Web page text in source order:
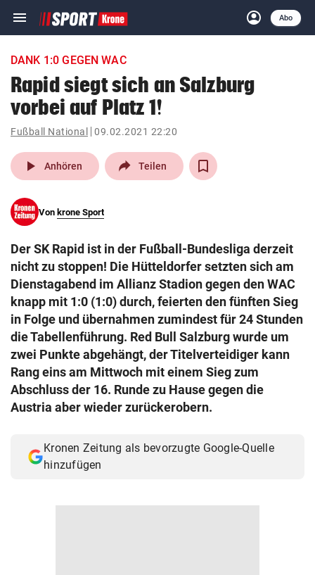
menu Navigation
ein-/ausklappen
account_circle
Anmelden
Abo
close Schließen
account_circle Anmelden
pin_drop
Wien arrow_right
search
eingeben
© Krone Multimedia GmbH & Co KG 2026
Muthgasse 2, 1190 Wien
DANK 1:0 GEGEN WAC
Rapid siegt sich an Salzburg
vorbei auf Platz 1!
Fußball National 09.02.2021 22:20
play_arrow Anhören Teilen
Von krone Sport
Der SK Rapid ist in der Fußball-Bundesliga derzeit
nicht zu stoppen! Die Hütteldorfer setzten sich am
Dienstagabend im Allianz Stadion gegen den WAC
knapp mit 1:0 (1:0) durch, feierten den fünften Sieg
in Folge und übernahmen zumindest für 24 Stunden
die Tabellenführung. Red Bull Salzburg wurde um
zwei Punkte abgehängt, der Titelverteidiger kann
Rang eins am Mittwoch mit einem Sieg zum
Abschluss der 16. Runde zu Hause gegen die
Austria aber wieder zurückerobern.
Kronen Zeitung als bevorzugte Google-Quelle
hinzufügen